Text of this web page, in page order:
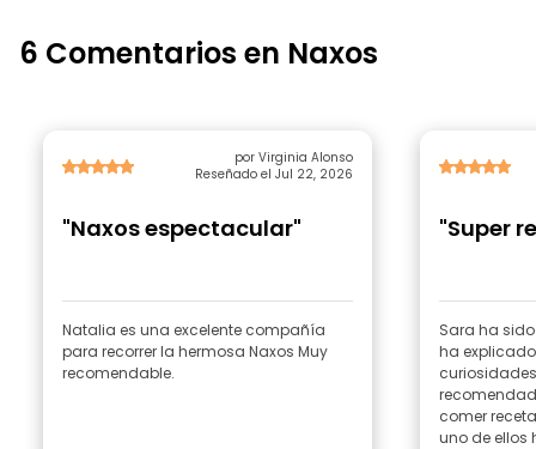
6 Comentarios en Naxos
por Virginia Alonso
Reseñado el Jul 22, 2026
"Naxos espectacular"
Natalia es una excelente compañía
para recorrer la hermosa Naxos Muy
recomendable.
"Super
Sara ha sido
ha
comer
uno de ellos